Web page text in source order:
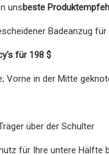
unsbeste
Badeanzug für
für 198 $
Vorne in der Mitte
über der Schulter
für Ihre untere Hälfte